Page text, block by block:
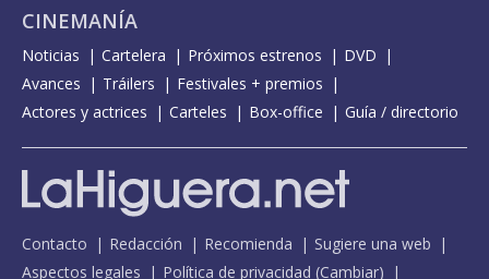
CINEMANÍA
Noticias Cartelera Próximos estrenos
DVD
Avances
Tráilers
Festivales + premios
Actores y actrices
Carteles Box-office Guía / directorio
Contacto Redacción Recomienda
Sugiere una web
Aspectos legales
Política de privacidad (Cambiar)